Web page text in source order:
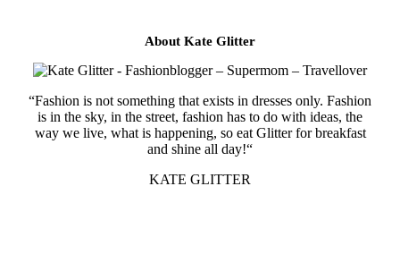
About Kate Glitter
“Fashion is not something that exists in dresses only. Fashion
is in the sky, in the street, fashion has to do with ideas, the
way we live, what is happening, so eat Glitter for breakfast
and shine all day!“
KATE GLITTER